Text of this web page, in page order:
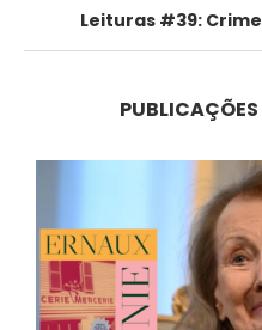
Leituras #39: